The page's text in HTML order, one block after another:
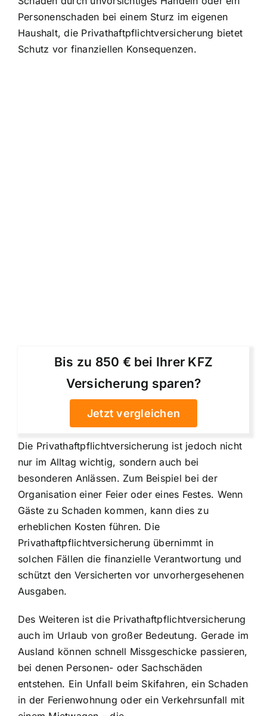
Personenschaden bei einem Sturz im eigenen
Haushalt, die Privathaftpflichtversicherung bietet
Schutz vor finanziellen Konsequenzen.
Bis zu 850 € bei Ihrer KFZ
Versicherung sparen?
Jetzt vergleichen
Die Privathaftpflichtversicherung ist jedoch nicht
nur im Alltag wichtig, sondern auch bei
besonderen Anlässen. Zum Beispiel bei der
Organisation einer Feier oder eines Festes. Wenn
Gäste zu Schaden kommen, kann dies zu
erheblichen Kosten führen. Die
Privathaftpflichtversicherung übernimmt in
solchen Fällen die finanzielle Verantwortung und
schützt den Versicherten vor unvorhergesehenen
Ausgaben.
Des Weiteren ist die Privathaftpflichtversicherung
auch im Urlaub von großer Bedeutung. Gerade im
Ausland können schnell Missgeschicke passieren,
bei denen Personen- oder Sachschäden
entstehen. Ein Unfall beim Skifahren, ein Schaden
in der Ferienwohnung oder ein Verkehrsunfall mit